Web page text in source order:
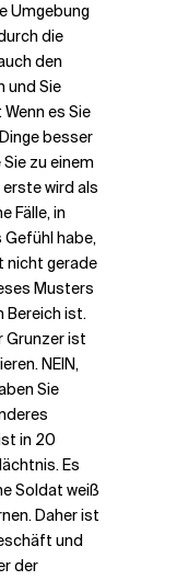
Umgebung
die
den
und Sie
es Sie
besser
zu einem
wird als
Fälle, in
habe,
nicht gerade
Musters
Bereich ist.
Grunzer ist
NEIN,
Sie
in 20
Es
Soldat weiß
Daher ist
und
der